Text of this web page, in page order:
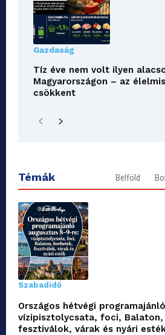
Gazdaság
Tíz éve nem volt ilyen
Magyarországon – az
csökkent
Témák Belföld
Szabadidő
Országos hétvégi
vízipisztolycsata, foci,
fesztiválok, várak és nyári